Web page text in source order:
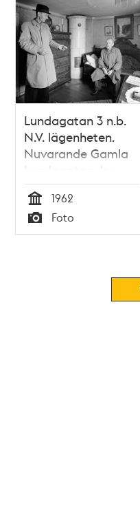
Lundagatan 3 n.b.
N.V. lägenheten.
Nuvarande Gamla
Lundagatan, kv.
Haren
Tid
1962
Typ
Foto